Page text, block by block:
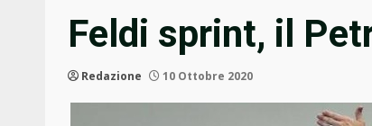
Feldi sprint, il
Redazione 10 Ottobre 2020